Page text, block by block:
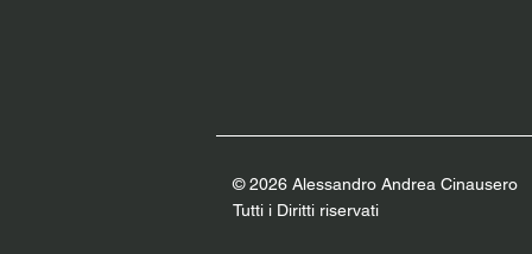
© 2026 Alessandro Andrea Cinausero
Tutti i Diritti riservati